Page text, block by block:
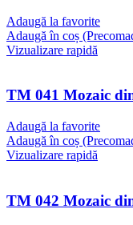
Adaugă la favorite
Adaugă în coș
Vizualizare rapidă
TM 041 Mozaic
Adaugă la favorite
Adaugă în coș
Vizualizare rapidă
TM 042 Mozaic